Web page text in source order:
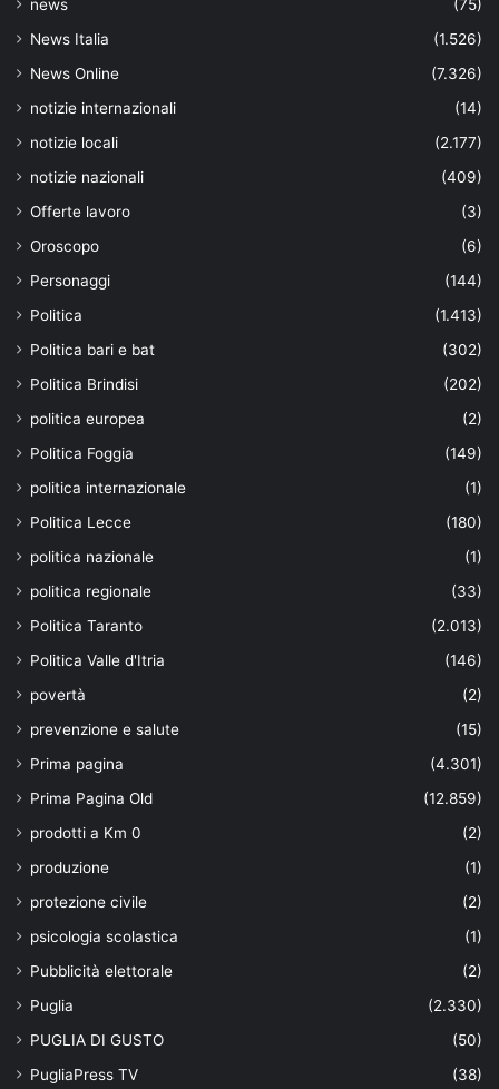
news
(75)
News Italia
(1.526)
News Online
(7.326)
notizie internazionali
(14)
notizie locali
(2.177)
notizie nazionali
(409)
Offerte lavoro
(3)
Oroscopo
(6)
Personaggi
(144)
Politica
(1.413)
Politica bari e bat
(302)
Politica Brindisi
(202)
politica europea
(2)
Politica Foggia
(149)
politica internazionale
(1)
Politica Lecce
(180)
politica nazionale
(1)
politica regionale
(33)
Politica Taranto
(2.013)
Politica Valle d'Itria
(146)
povertà
(2)
prevenzione e salute
(15)
Prima pagina
(4.301)
Prima Pagina Old
(12.859)
prodotti a Km 0
(2)
produzione
(1)
protezione civile
(2)
psicologia scolastica
(1)
Pubblicità elettorale
(2)
Puglia
(2.330)
PUGLIA DI GUSTO
(50)
PugliaPress TV
(38)